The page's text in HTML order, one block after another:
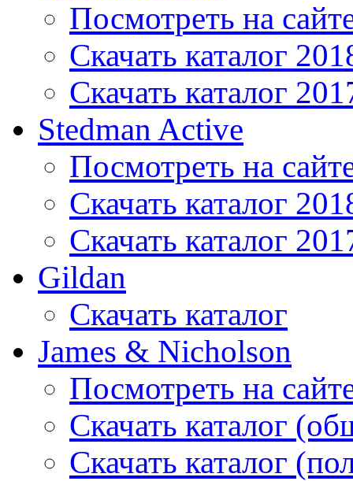
Посмотреть на
Скачать каталог
Скачать каталог
Stedman Active
Посмотреть на
Скачать каталог
Скачать каталог
Gildan
Скачать каталог
James & Nicholson
Посмотреть на
Скачать каталог
Скачать каталог